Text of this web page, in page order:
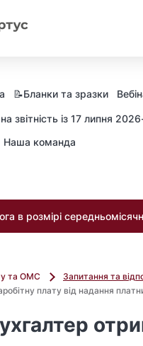
📝Бланки та зразки
звітність із 17 липня
Наша команда
в розмірі
та ОМС Запитання та
плату від надання